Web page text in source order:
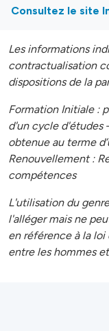
Consultez le site
Les informations
contractualisation
dispositions de la
Formation Initiale :
d'un cycle d'études
obtenue au terme
Renouvellement :
compétences
L'utilisation du
l'alléger mais ne
en référence à la
entre les hommes